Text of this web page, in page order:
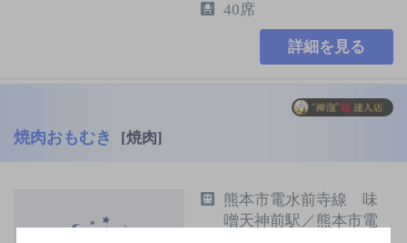
40席
詳細を見る
焼肉おもむき [焼肉]
熊本市電水前寺線 味
噌天神前駅／熊本市電